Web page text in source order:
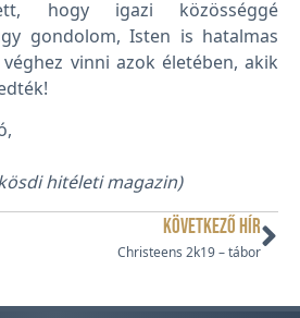
hogy igazi közösséggé
gondolom, Isten is hatalmas
vinni azok életében, akik
hitéleti magazin)
KÖVETKEZŐ HÍR
Christeens 2k19 – tábor